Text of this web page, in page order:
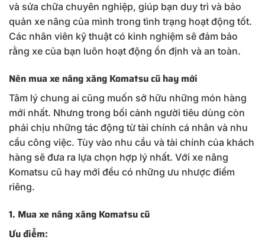
và sửa chữa chuyên nghiệp, giúp bạn duy trì và bảo
quản xe nâng của mình trong tình trạng hoạt động tốt.
Các nhân viên kỹ thuật có kinh nghiệm sẽ đảm bảo
rằng xe của bạn luôn hoạt động ổn định và an toàn.
Nên mua xe nâng xăng Komatsu cũ hay mới
Tâm lý chung ai cũng muốn sở hữu những món hàng
mới nhất. Nhưng trong bối cảnh người tiêu dùng còn
phải chịu những tác động từ tài chính cá nhân và nhu
cầu công việc. Tùy vào nhu cầu và tài chính của khách
hàng sẽ đưa ra lựa chọn hợp lý nhất. Với xe nâng
Komatsu cũ hay mới đều có những ưu nhược điểm
riêng.
1. Mua xe nâng xăng Komatsu cũ
Ưu điểm: